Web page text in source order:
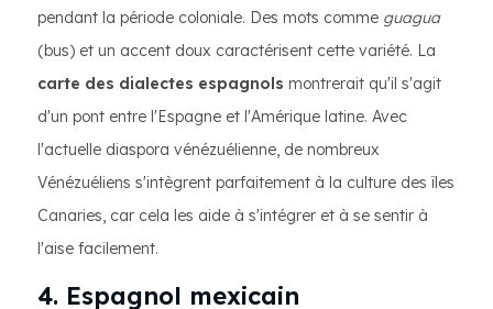
pendant la période coloniale. Des mots comme guagua
(bus) et un accent doux caractérisent cette variété. La
carte des dialectes espagnols montrerait qu'il s'agit
d'un pont entre l'Espagne et l'Amérique latine. Avec
l'actuelle diaspora vénézuélienne, de nombreux
Vénézuéliens s'intègrent parfaitement à la culture des îles
Canaries, car cela les aide à s'intégrer et à se sentir à
l'aise facilement.
4. Espagnol mexicain